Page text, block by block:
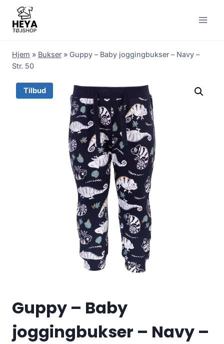
content
Hjem » Bukser » Guppy – Baby joggingbukser – Navy –
Str. 50
Tilbud
Guppy – Baby
joggingbukser – Navy –